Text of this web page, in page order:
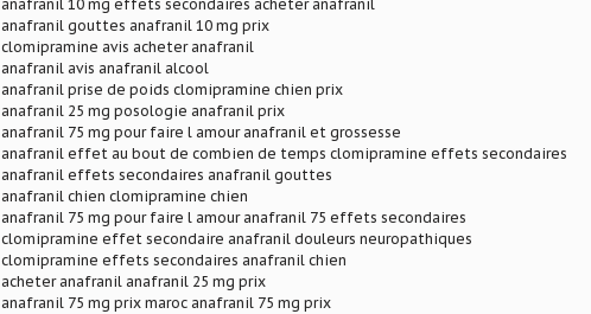
anafranil 10 mg effets secondaires acheter anafranil
anafranil gouttes anafranil 10 mg prix
clomipramine avis acheter anafranil
anafranil avis anafranil alcool
anafranil prise de poids clomipramine chien prix
anafranil 25 mg posologie anafranil prix
anafranil 75 mg pour faire l amour anafranil et grossesse
anafranil effet au bout de combien de temps clomipramine effets secondaires
anafranil effets secondaires anafranil gouttes
anafranil chien clomipramine chien
anafranil 75 mg pour faire l amour anafranil 75 effets secondaires
clomipramine effet secondaire anafranil douleurs neuropathiques
clomipramine effets secondaires anafranil chien
acheter anafranil anafranil 25 mg prix
anafranil 75 mg prix maroc anafranil 75 mg prix